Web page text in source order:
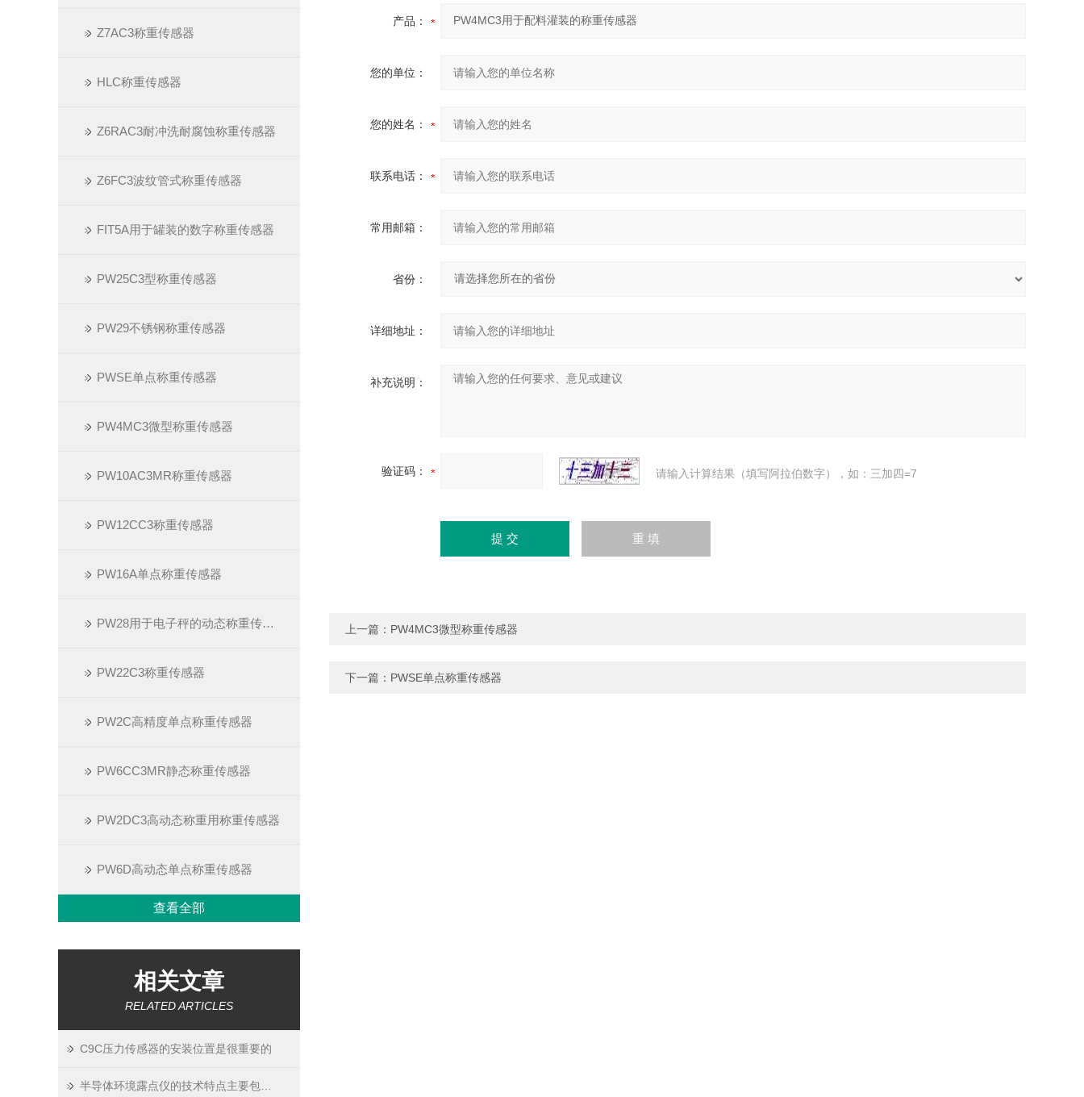
Z7AC3​称重传感器
HLC称重传感器
Z6RAC3耐冲洗耐腐蚀称重传感器
Z6FC3波纹管式称重传感器
FIT5A用于罐装的数字称重传感器​
PW25C3型称重传感器
PW29不锈钢称重传感器
PWSE单点称重传感器
PW4MC3微型称重传感器
PW10AC3MR​称重传感器
PW12CC3称重传感器
PW16A单点称重传感器
PW28用于电子秤的动态称重传感器
PW22C3称重传感器
PW2C高精度单点称重传感器
PW6CC3MR静态称重传感器
PW2DC3高动态称重用称重传感器
PW6D高动态单点称重传感器
查看全部
相关文章
RELATED ARTICLES
C9C压力传感器的安装位置是很重要的
产品：
您的单位：
您的姓名：
联系电话：
常用邮箱：
省份：
详细地址：
补充说明：
验证码： 请输入计算结果（填写阿拉伯数字），如：三加四=7
上一篇： PW4MC3微型称重传感器
下一篇： PWSE单点称重传感器